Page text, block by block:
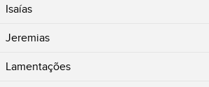
Isaías
Jeremias
Lamentações